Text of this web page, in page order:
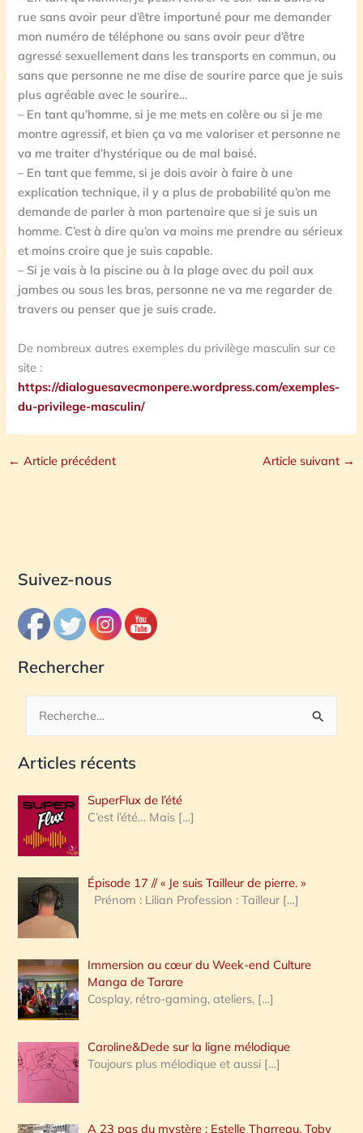
rue sans avoir peur d’être importuné pour me demander
mon numéro de téléphone ou sans avoir peur d’être
agressé sexuellement dans les transports en commun, ou
sans que personne ne me dise de sourire parce que je suis
plus agréable avec le sourire…
– En tant qu’homme, si je me mets en colère ou si je me
montre agressif, et bien ça va me valoriser et personne ne
va me traiter d’hystérique ou de mal baisé.
– En tant que femme, si je dois avoir à faire à une
explication technique, il y a plus de probabilité qu’on me
demande de parler à mon partenaire que si je suis un
homme. C’est à dire qu’on va moins me prendre au sérieux
et moins croire que je suis capable.
– Si je vais à la piscine ou à la plage avec du poil aux
jambes ou sous les bras, personne ne va me regarder de
travers ou penser que je suis crade.
De nombreux autres exemples du privilège masculin sur ce
site :
https://dialoguesavecmonpere.wordpress.com/exemples-
du-privilege-masculin/
← Article précédent Article suivant →
Suivez-nous
Rechercher
c
e
r
c
h
e
:
Articles récents
SuperFlux de l’été
C’est l’été… Mais […]
Épisode 17 // « Je suis Tailleur de pierre. »
Prénom : Lilian Profession : Tailleur […]
Immersion au cœur du Week-end Culture
Manga de Tarare
Cosplay, rétro-gaming, ateliers, […]
Caroline&Dede sur la ligne mélodique
Toujours plus mélodique et aussi […]
A 23 pas du mystère : Estelle Tharreau, Toby